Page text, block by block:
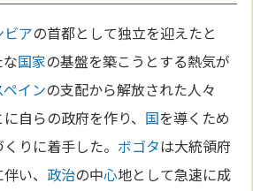
ビアの首都として独立を迎えたと
国家の基盤を築こうとする熱気が
ペインの支配から解放された人々
自らの政府を作り、 国を導くため
りに着手した。 ボゴタは大統領府
い、 政治の中心地として急速に成